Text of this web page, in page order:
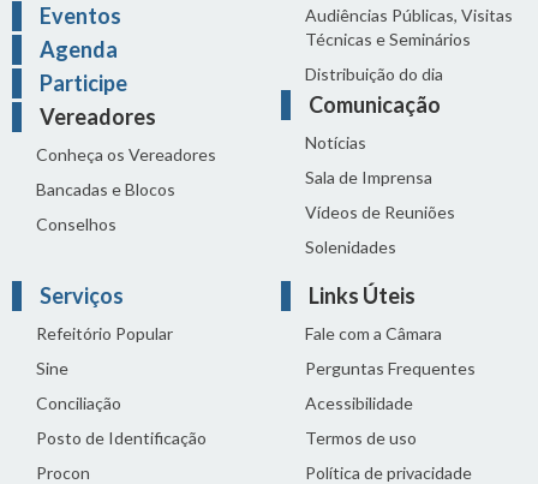
Eventos
Agenda
Participe
Vereadores
Conheça os Vereadores
Bancadas e Blocos
Conselhos
Audiências Públicas, Visitas
Técnicas e Seminários
Distribuição do dia
Comunicação
Notícias
Sala de Imprensa
Vídeos de Reuniões
Solenidades
Serviços
Refeitório Popular
Sine
Conciliação
Posto de Identificação
Procon
Links Úteis
Fale com a Câmara
Perguntas Frequentes
Acessibilidade
Termos de uso
Política de privacidade